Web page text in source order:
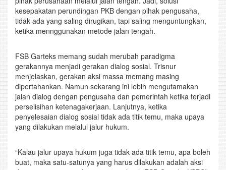
kesepakatan perundingan PKB dengan pihak pengusaha,
tidak ada yang saling dirugikan, tapi saling menguntungkan,
ketika mennggunakan metode jalan tengah.
FSB Garteks memang sudah merubah paradigma
gerakannya menjadi gerakan dialog sosial. Trisnur
menjelaskan, gerakan aksi massa memang masing
dipertahankan. Namun sekarang ini lebih mengutamakan
jalan dialog dengan pengusaha dan pemerintah ketika terjadi
perselisihan ketenagakerjaan. Lanjutnya, ketika
penyelesaian dialog sosial tidak ada titik temu, maka upaya
yang dilakukan melalui jalur hukum.
“Kalau jalur upaya hukum juga tidak ada titik temu, apa boleh
buat, maka satu-satunya yang harus dilakukan adalah aksi